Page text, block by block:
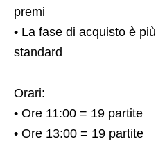
premi
• La fase di acquisto è
standard
Orari:
• Ore 11:00 = 19 partite
• Ore 13:00 = 19 partite